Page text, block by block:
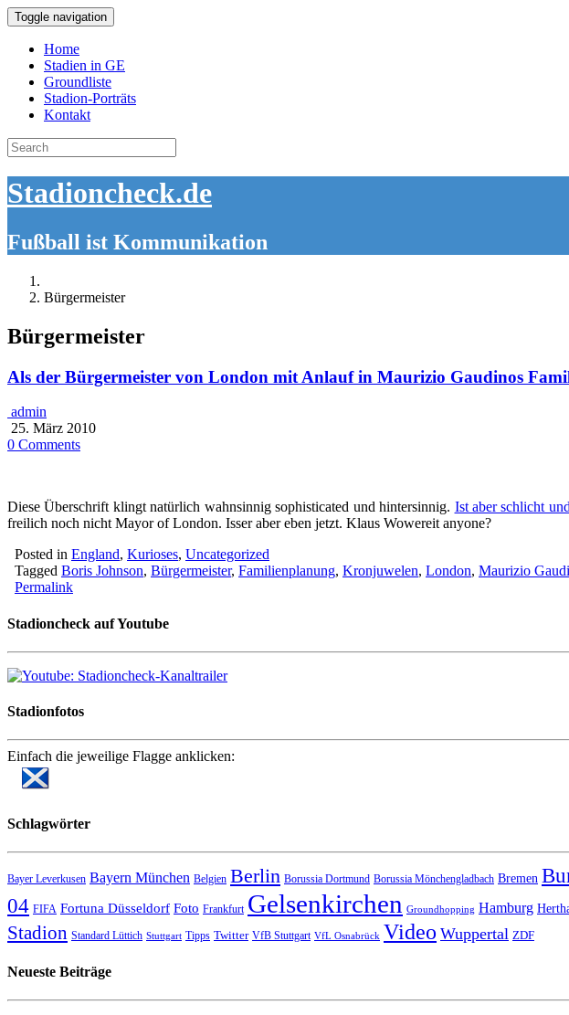
Toggle navigation
Home
Stadien in GE
Groundliste
Stadion-Porträts
Kontakt
Search
for:
Stadioncheck.de
Fußball ist Kommunikation
Bürgermeister
Bürgermeister
Als der Bürgermeister von London mit Anlauf in Maurizio Gaudinos
admin
25. März 2010
0 Comments
Diese Überschrift klingt natürlich wahnsinnig sophisticated und hintersinnig. Ist aber schlicht
freilich noch nicht Mayor of London. Isser aber eben jetzt. Klaus Wowereit anyone?
Posted in England, Kurioses, Uncategorized
Tagged Boris Johnson, Bürgermeister, Familienplanung, Kronjuwelen, London, Maurizio
Permalink
Stadioncheck auf Youtube
Stadionfotos
Einfach die jeweilige Flagge anklicken:
Schlagwörter
Bayer Leverkusen Bayern München Belgien Berlin Borussia Dortmund Borussia Mönchengladbach Bremen
04 FIFA Fortuna Düsseldorf Foto Frankfurt Gelsenkirchen Groundhopping Hamburg
Stadion Standard Lüttich Stuttgart Tipps Twitter VfB Stuttgart VfL Osnabrück Video Wuppertal ZDF
Neueste Beiträge